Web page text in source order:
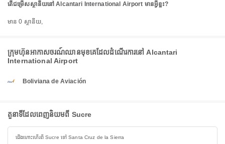
តើជម្រើសស្ថានីយនៅ Alcantari International Airport មានអ្វីខ្លះ?
មាន 0 ស្ថានីយ,
ក្រុមហ៊ុនអាកាសចរណ៍ឈានមុខគេដែលដំណើរការនៅ Alcantari
International Airport
Boliviana de Aviación
តួនាទីដែលពេញនិយមពី Sucre
ជើងហោះហើរពី Sucre ទៅ Santa Cruz de la Sierra